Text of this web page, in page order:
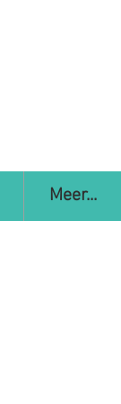
Meer...